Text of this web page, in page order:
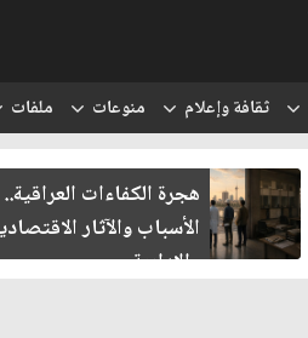
ثقافة وإعلام منوعات ملفات
هجرة الكفاءات العراقية..
الأسباب والآثار الاقتصادية
والإدارية